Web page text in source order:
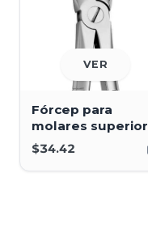
VER
Fórcep para
molares superior
izquierdo
$34.42